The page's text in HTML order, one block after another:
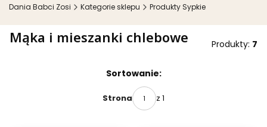
Dania Babci Zosi Kategorie sklepu Produkty Sypkie
Mąka i mieszanki chlebowe Produkty: 7
Sortowanie:
Strona z 1